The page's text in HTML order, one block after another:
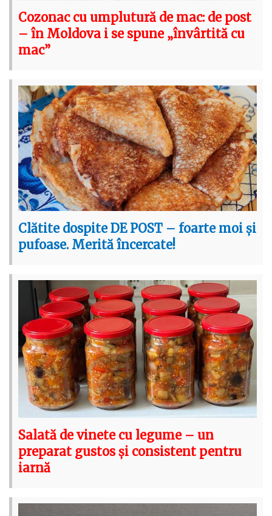
Cozonac cu umplutură de mac: de post
– în Moldova i se spune „învârtită cu
mac”
Clătite dospite DE POST – foarte moi și
pufoase. Merită încercate!
Salată de vinete cu legume – un
preparat gustos și consistent pentru
iarnă